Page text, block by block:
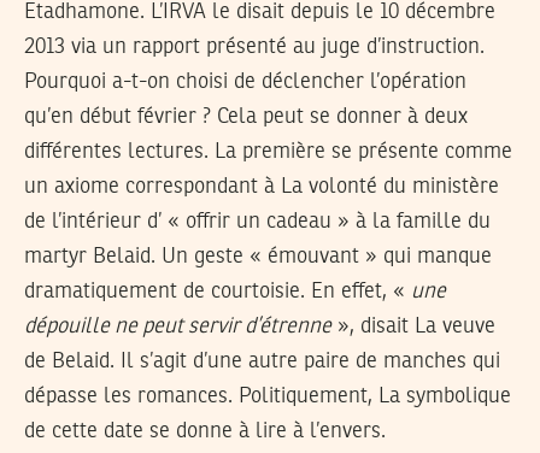
Etadhamone. L’IRVA le disait depuis le 10 décembre
2013 via un rapport présenté au juge d’instruction.
Pourquoi a-t-on choisi de déclencher l’opération
qu’en début février ? Cela peut se donner à deux
différentes lectures. La première se présente comme
un axiome correspondant à La volonté du ministère
de l’intérieur d’ « offrir un cadeau » à la famille du
martyr Belaid. Un geste « émouvant » qui manque
dramatiquement de courtoisie. En effet, « une
dépouille ne peut servir d’étrenne», disait La veuve
de Belaid. Il s’agit d’une autre paire de manches qui
dépasse les romances. Politiquement, La symbolique
de cette date se donne à lire à l’envers.